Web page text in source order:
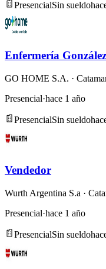
PresencialSin sueldo
Enfermería
GO HOME S.A. ·
Presencial·hace 1 año
PresencialSin sueldo
Vendedor
Wurth Argentina S.a ·
Presencial·hace 1 año
PresencialSin sueldo